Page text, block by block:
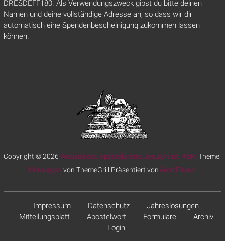
DRESDEFF180. Als Verwendungszweck gibst du bitte deinen
Namen und deine vollständige Adresse an, so dass wir dir
automatisch eine Spendenbescheinigung zukommen lassen
können.
Copyright © 2026Website des Apostelamtes Jesu Christi KöR . Theme:
Himalayasvon ThemeGrill Präsentiert von WordPress.
Impressum Datenschutz
Jahreslosungen
Mitteilungsblatt
Apostelwort Formulare
Archiv
Login